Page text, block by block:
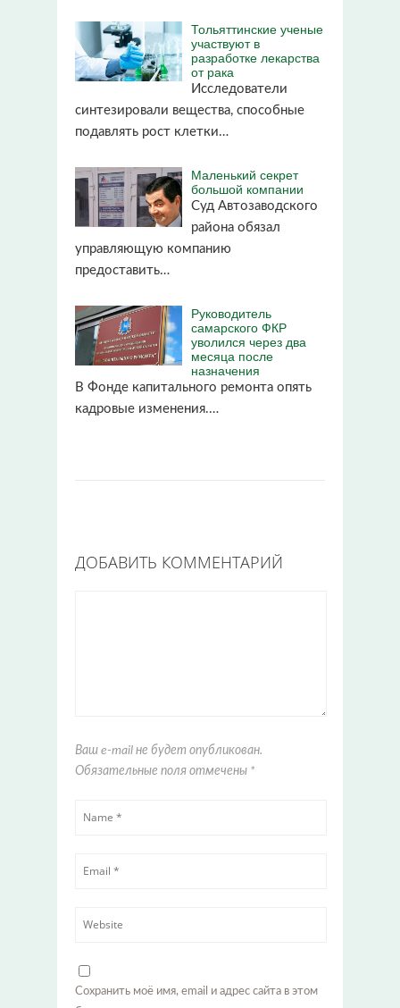
Тольяттинские ученые
участвуют в
разработке лекарства
от рака
Исследователи
синтезировали вещества, способные
подавлять рост клетки…
Маленький секрет
большой компании
Суд Автозаводского
района обязал
управляющую компанию
предоставить…
Руководитель
самарского ФКР
уволился через два
месяца после
назначения
В Фонде капитального ремонта опять
кадровые изменения.…
ДОБАВИТЬ КОММЕНТАРИЙ
Ваш e-mail не будет опубликован.
Обязательные поля отмечены *
Сохранить моё имя, email и адрес сайта в этом